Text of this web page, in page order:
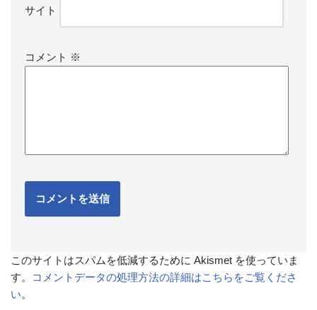
サイト
コメント ※
このサイトはスパムを低減するために Akismet を使っていま
す。
コメントデータの処理方法の詳細はこちらをご覧くださ
い。